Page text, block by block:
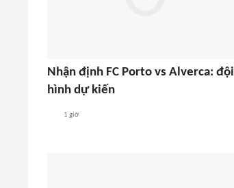
Nhận định FC Porto vs Alverca: đội
hình dự kiến
1 giờ